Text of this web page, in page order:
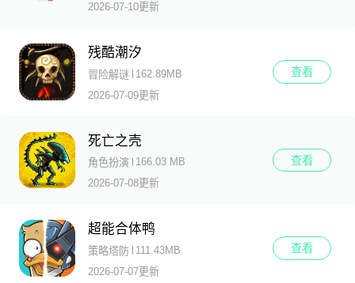
2026-07-10更新
残酷潮汐
冒险解谜
162.89MB
2026-07-09更新
查看
死亡之壳
角色扮演
166.03 MB
2026-07-08更新
查看
超能合体鸭
策略塔防
111.43MB
2026-07-07更新
查看